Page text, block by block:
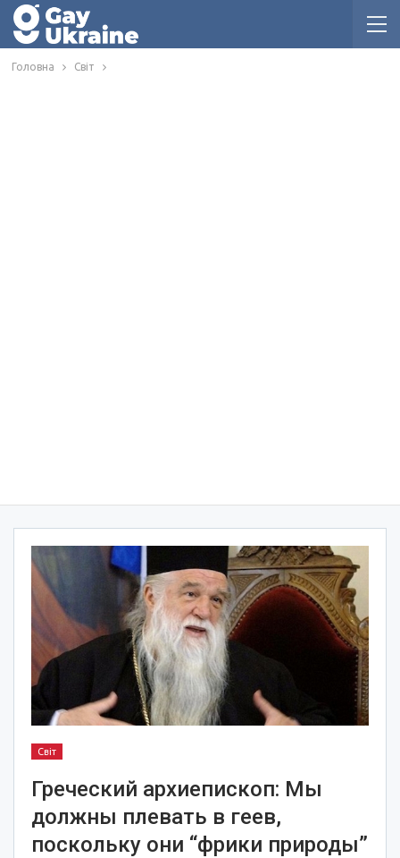
Головна Світ
Світ
Греческий архиепископ: Мы
должны плевать в геев,
поскольку они “фрики природы”